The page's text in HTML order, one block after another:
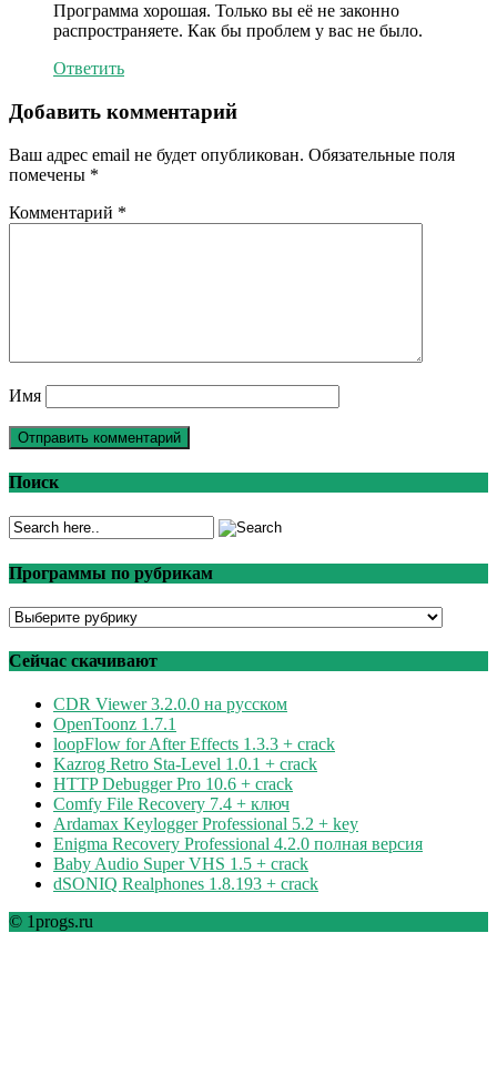
Программа хорошая. Только вы её не законно
распространяете. Как бы проблем у вас не было.
Ответить
Добавить комментарий
Ваш адрес email не будет опубликован. Обязательные поля
помечены *
Комментарий *
Имя
Поиск
Программы по рубрикам
Программы
рубрикам
Сейчас скачивают
CDR Viewer 3.2.0.0 на русском
OpenToonz 1.7.1
loopFlow for After Effects 1.3.3 + crack
Kazrog Retro Sta-Level 1.0.1 + crack
HTTP Debugger Pro 10.6 + crack
Comfy File Recovery 7.4 + ключ
Ardamax Keylogger Professional 5.2 + key
Enigma Recovery Professional 4.2.0 полная версия
Baby Audio Super VHS 1.5 + crack
dSONIQ Realphones 1.8.193 + crack
© 1progs.ru